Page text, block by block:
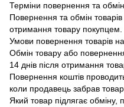
Терміни повернення та
Повернення та обмін
отримання товару покупцем.
Умови повернення товарів
Обмін товару або
14 днів після отримання
Повернення коштів
коли продавець забрав
Який товар підлягає обміну,